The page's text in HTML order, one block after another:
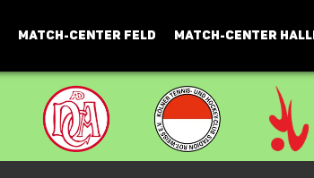
MATCH-CENTER FELD MATCH-CENTER